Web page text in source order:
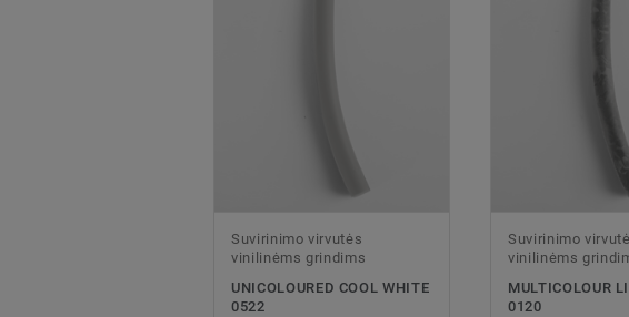
Suvirinimo virvutės
vinilinėms grindims
UNICOLOURED COOL WHITE
0522
Suvirinimo
vinilinėms
MULTICOLOUR
0120